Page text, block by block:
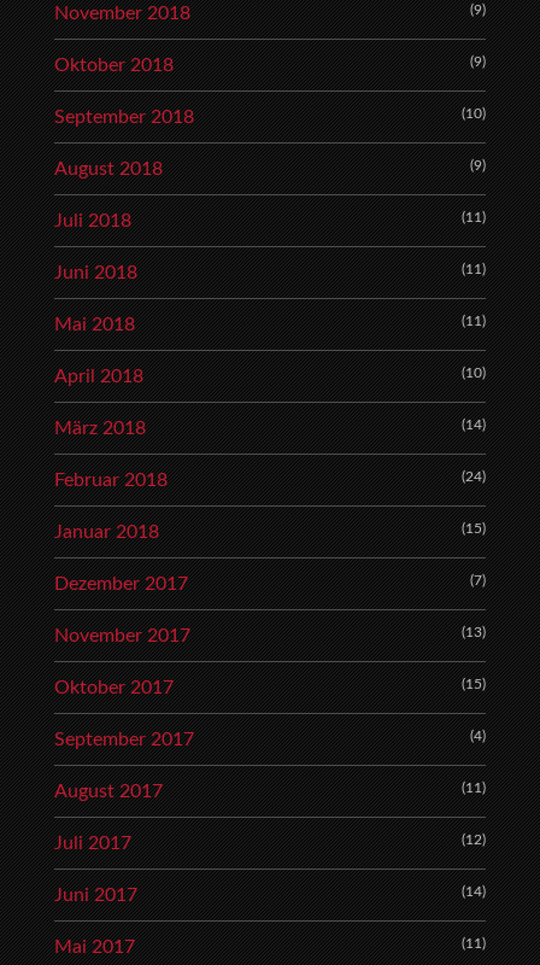
November 2018 (9)
Oktober 2018 (9)
September 2018 (10)
August 2018 (9)
Juli 2018 (11)
Juni 2018 (11)
Mai 2018 (11)
April 2018 (10)
März 2018 (14)
Februar 2018 (24)
Januar 2018 (15)
Dezember 2017 (7)
November 2017 (13)
Oktober 2017 (15)
September 2017 (4)
August 2017 (11)
Juli 2017 (12)
Juni 2017 (14)
Mai 2017 (11)